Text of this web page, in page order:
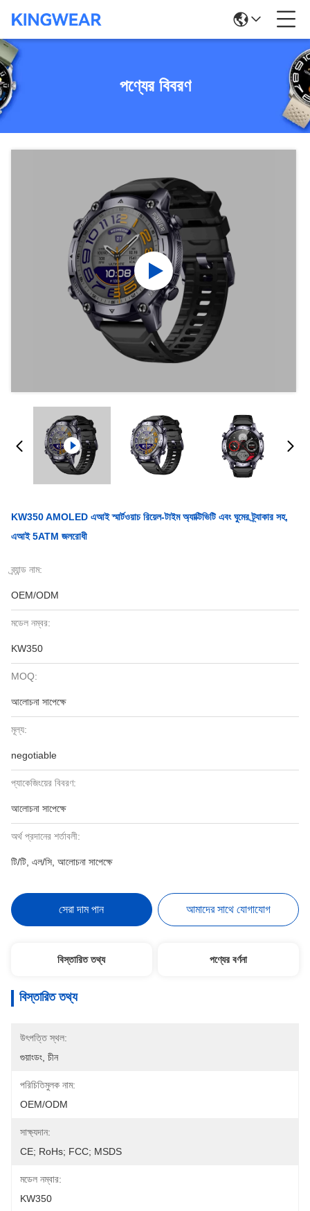
পণ্যের বিবরণ
KW350 AMOLED এআই স্মার্টওয়াচ রিয়েল-টাইম অ্যাক্টিভিটি এবং ঘুমের ট্র্যাকার সহ,
এআই 5ATM জলরোধী
ব্র্যান্ড নাম:
OEM/ODM
মডেল নম্বর:
KW350
MOQ:
আলোচনা সাপেক্ষে
মূল্য:
negotiable
প্যাকেজিংয়ের বিবরণ:
আলোচনা সাপেক্ষে
অর্থ প্রদানের শর্তাবলী:
টি/টি, এল/সি, আলোচনা সাপেক্ষে
সেরা দাম পান আমাদের সাথে যোগাযোগ
বিস্তারিত তথ্য পণ্যের বর্ণনা
বিস্তারিত তথ্য
উৎপত্তি স্থল:
গুয়াংডং, চীন
পরিচিতিমুলক নাম:
OEM/ODM
সাক্ষ্যদান:
CE; RoHs; FCC; MSDS
মডেল নম্বার:
KW350